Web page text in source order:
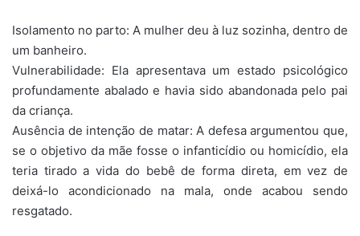
Isolamento no parto: A mulher deu à luz sozinha, dentro de
um banheiro.
Vulnerabilidade: Ela apresentava um estado psicológico
profundamente abalado e havia sido abandonada pelo pai
da criança.
Ausência de intenção de matar: A defesa argumentou que,
se o objetivo da mãe fosse o infanticídio ou homicídio, ela
teria tirado a vida do bebê de forma direta, em vez de
deixá-lo acondicionado na mala, onde acabou sendo
resgatado.